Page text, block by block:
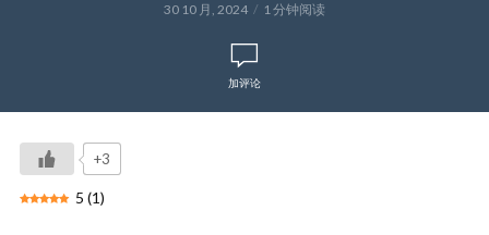
30 10 月, 2024 1 分钟阅读
加评论
+3
5 (1)